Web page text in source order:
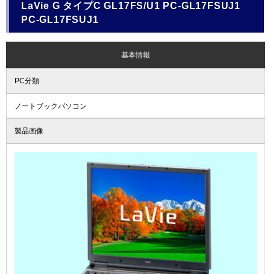
LaVie G タイプC GL17FS/U1 PC-GL17FSUJ1
PC-GL17FSUJ1
基本情報
PC分類
ノートブックパソコン
製品画像